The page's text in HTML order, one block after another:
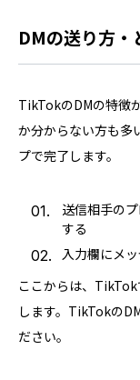
DMの送り方・
TikTokのDMの特徴
か分からない方も多
プで完了します。
送信相手の
する
入力欄にメ
ここからは、
します。TikTokの
ださい。